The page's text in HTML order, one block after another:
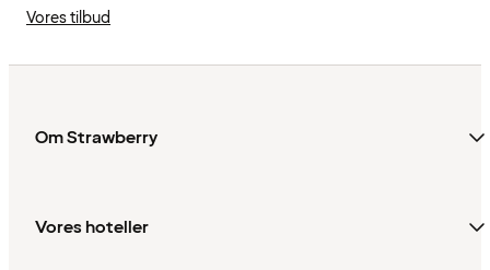
Vores tilbud
Om Strawberry
Vores hoteller